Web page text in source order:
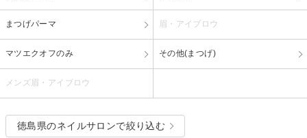
まつげパーマ 眉・アイブロウ
マツエクオフのみ その他(まつげ)
メンズ眉・アイブロウ
徳島県のネイルサロンで絞り込む